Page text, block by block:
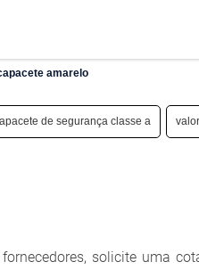
amarelo
de segurança classe a
solicite uma